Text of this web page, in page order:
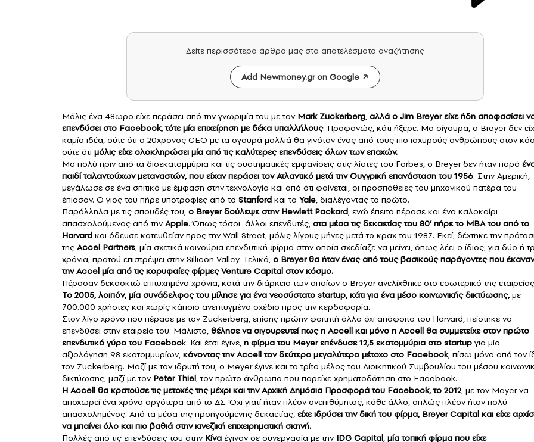
Δείτε περισσότερα άρθρα μας στα αποτελέσματα αναζήτησης
Add Newmoney.gr on Google
Μόλις ένα 48ωρο είχε περάσει από την γνωριμία του με τον Mark Zuckerberg, αλλά ο Jim Breyer είχε ήδη αποφασίσει
επενδύσει στο Facebook, τότε μία επιχείρηση με δέκα υπαλλήλους. Προφανώς, κάτι ήξερε. Μα σίγουρα, ο Breyer δεν
καμία ιδέα, ούτε ότι ο 20χρονος CEO με τα σγουρά μαλλιά θα γινόταν ένας από τους πιο ισχυρούς ανθρώπους στον
ούτε ότι μόλις είχε ολοκληρώσει μία από τις καλύτερες επενδύσεις όλων των εποχών.
Μα πολύ πριν από τα δισεκατομμύρια και τις συστηματικές εμφανίσεις στις λίστες του Forbes, ο Breyer δεν ήταν παρά
παιδί ταλαντούχων μεταναστών, που είχαν περάσει τον Ατλαντικό μετά την Ουγγρική επανάσταση του 1956. Στην Αμερική,
μεγάλωσε σε ένα σπιτικό με έμφαση στην τεχνολογία και από ότι φαίνεται, οι προσπάθειες του μηχανικού πατέρα του
έπιασαν. Ο γιος του πήρε υποτροφίες από το Stanford και το Yale, διαλέγοντας το πρώτο.
Παράλληλα με τις σπουδές του, ο Breyer δούλεψε στην Hewlett Packard, ενώ έπειτα πέρασε και ένα καλοκαίρι
απασχολούμενος από τηνApple. Όπως τόσοι άλλοι επενδυτές, στα μέσα τις δεκαετίας του 80’ πήρε το MBA του από το
Harvard και όδευσε κατευθείαν προς τηνWall Street, μόλις λίγους μήνες μετά το κραχ του 1987. Εκεί, δέχτηκε την
της Accel Partners, μία σχετικά καινούρια επενδυτική φίρμα στην οποία σχεδίαζε να μείνει, όπως λέει ο ίδιος, για δύο ή
χρόνια, προτού επιστρέψει στην Sillicon Valley. Τελικά, ο Breyer θα ήταν ένας από τους βασικούς παράγοντες που έκαναν
την Accel μία από τις κορυφαίες φίρμες Venture Capital στον κόσμο.
Πέρασαν δεκαοκτώ επιτυχημένα χρόνια, κατά την διάρκεια των οποίων ο Breyer ανελίχθηκε στο εσωτερικό της
Το 2005, λοιπόν, μία συνάδελφος του μίλησε για ένα νεοσύστατο startup, κάτι για ένα μέσο κοινωνικής δικτύωσης,με
700.000 χρήστες και χωρίς κάποιο ανεπτυγμένο σχέδιο προς την κερδοφορία.
Στον λίγο χρόνο που πέρασε με τον Zuckerberg, επίσης πρώην φοιτητή άλλα όχι απόφοιτο του Harvard, πείστηκε να
επενδύσει στην εταιρεία του. Μάλιστα, θέλησε να σιγουρευτεί πως η Accell και μόνο η Accell θα συμμετείχε στον πρώτο
επενδυτικό γύρο του Facebook. Και έτσι έγινε, η φίρμα του Meyer επένδυσε 12,5 εκατομμύρια στο startup για μία
αξιολόγηση 98 εκατομμυρίων, κάνοντας την Accell τον δεύτερο μεγαλύτερο μέτοχο στο Facebook, πίσω μόνο από τον
τον Zuckerberg. Μαζί με τον ιδρυτή του, ο Meyer έγινε και το τρίτο μέλος του Διοικητικού Συμβουλίου του μέσου
δικτύωσης, μαζί με τον Peter Thiel, τον πρώτο άνθρωπο που παρείχε χρηματοδότηση στο Facebook.
Η Accell θα κρατούσε τις μετοχές της μέχρι και την Αρχική Δημόσια Προσφορά του Facebook, το 2012, με τον Meyer να
αποχωρεί ένα χρόνο αργότερα από το ΔΣ. Όχι γιατί ήταν πλέον ανεπιθύμητος, κάθε άλλο, απλώς πλέον ήταν πολύ
απασχολημένος. Από τα μέσα της προηγούμενης δεκαετίας, είχε ιδρύσει την δική του φίρμα, Breyer Capital και είχε
να μπαίνει όλο και πιο βαθιά στην κινεζική επιχειρηματική σκηνή.
Πολλές από τις επενδύσεις του στην Κίνα έγιναν σε συνεργασία με την IDG Capital, μία τοπική φίρμα που είχε